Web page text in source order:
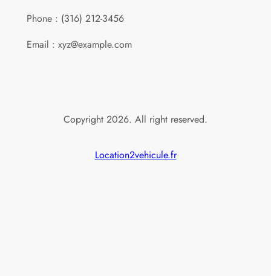
Phone : (316) 212-3456
Email : xyz@example.com
Copyright 2026. All right reserved.
Location2vehicule.fr